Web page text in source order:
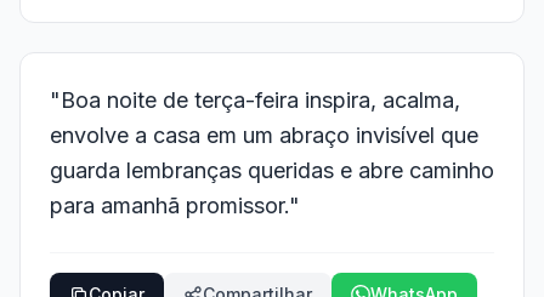
"Boa noite de terça-feira inspira, acalma,
envolve a casa em um abraço invisível que
guarda lembranças queridas e abre caminho
para amanhã promissor."